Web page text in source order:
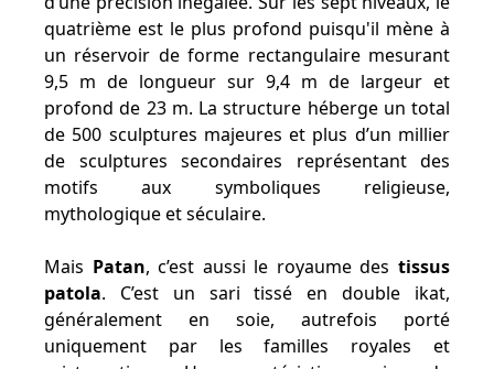
quatrième est le plus profond puisqu'il mène à
un réservoir de forme rectangulaire mesurant
9,5 m de longueur sur 9,4 m de largeur et
profond de 23 m. La structure héberge un total
de 500 sculptures majeures et plus d’un millier
de sculptures secondaires représentant des
motifs aux symboliques religieuse,
mythologique et séculaire.
Mais Patan, c’est aussi le royaume destissus
patola. C’est un sari tissé en double ikat,
généralement en soie, autrefois porté
uniquement par les familles royales et